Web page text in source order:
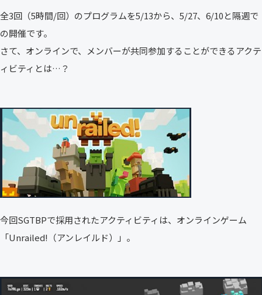
全3回（5時間/回）のプログラムを5/13から、5/27、6/10と隔週で
の開催です。
さて、オンラインで、メンバーが共同参加することができるアクテ
ィビティとは…？
今回SGTBPで採用されたアクティビティは、オンラインゲーム
「Unrailed!（アンレイルド）」。